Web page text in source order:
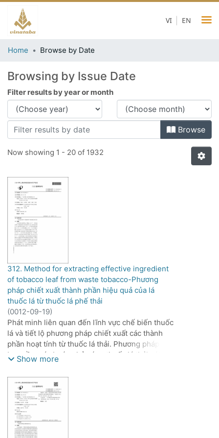
EN
VI
Home Browse by Date
Browsing by Issue Date
Filter results by year or month
Browse
Now showing 1 - 20 of 1932
312. Method for extracting effective ingredient
of tobacco leaf from waste tobacco-Phương
pháp chiết xuất thành phần hiệu quả của lá
thuốc lá từ thuốc lá phế thải
(0012-09-19)
Phát minh liên quan đến lĩnh vực chế biến thuốc
lá và tiết lộ phương pháp chiết xuất các thành
phần hoạt tính từ thuốc lá thải. Phương pháp này
bao gồm các bước phản ứng thuốc lá thải với
thuốc lá thải, 0,05-3 wt% cellulase và 0,05-3
wt% proteinase trung tính trong dung dịch đệm
có giá trị pH từ 4,5-6,0 trong 4-8 giờ, trong đó tỷ
lệ thể tích trên khối lượng theo mL/g dung dịch
đệm so với thuốc lá thải là 5-10:1; lọc sau phản
ứng, lấy cặn lọc và thêm nước để chiết xuất lại,
Show more